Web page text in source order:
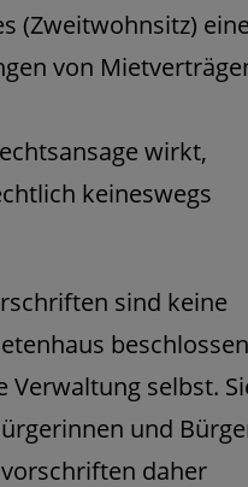
(Zweitwohnsitz)
von
wirkt,
keineswegs
sind keine
selbst.
und
daher